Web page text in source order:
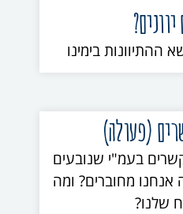
ההתיוונות בימינו
(פעולה)
בעמ"י שנובעים
מחוברים? ומה
שלנו?